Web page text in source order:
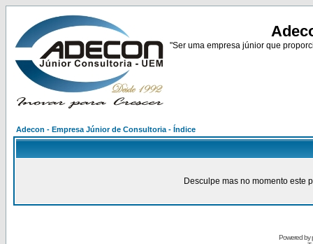
"Ser uma empresa júnior que
Adecon - Empresa Júnior de Consultoria - Índice
Desculpe mas no momento este
Powered by